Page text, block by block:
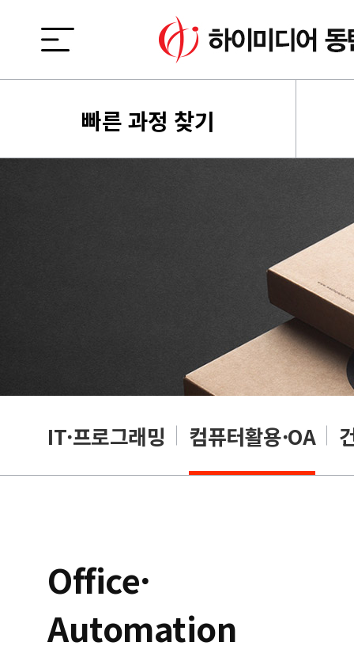
빠른 과정 찾기
IT·프로그래밍 컴퓨터활용·OA
Office·
Automation